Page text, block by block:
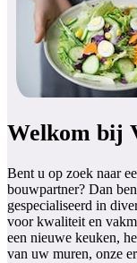
Welkom bij
Bent u op zoek naar
bouwpartner? Dan
gespecialiseerd in
voor kwaliteit en
een nieuwe keuken,
van uw muren, onze